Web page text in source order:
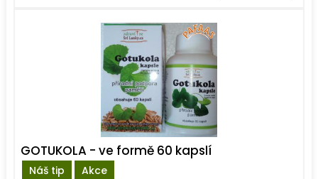
Náš tip Akce
GOTUKOLA - ve formě 60 kapslí